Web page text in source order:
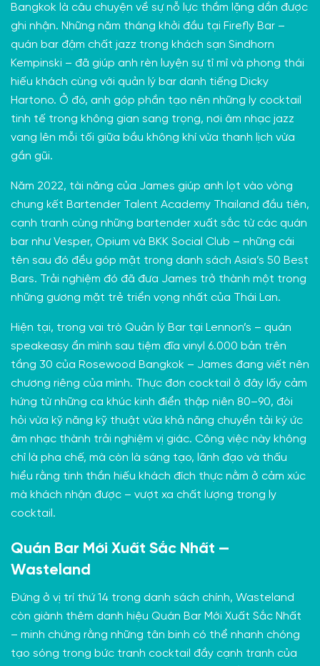
Bangkok là câu chuyện về sự nỗ lực thầm lặng dần được
ghi nhận. Những năm tháng khởi đầu tại Firefly Bar –
quán bar đậm chất jazz trong khách sạn Sindhorn
Kempinski – đã giúp anh rèn luyện sự tỉ mỉ và phong thái
hiếu khách cùng với quản lý bar danh tiếng Dicky
Hartono. Ở đó, anh góp phần tạo nên những ly cocktail
tinh tế trong không gian sang trọng, nơi âm nhạc jazz
vang lên mỗi tối giữa bầu không khí vừa thanh lịch vừa
gần gũi.
Năm 2022, tài năng của James giúp anh lọt vào vòng
chung kết Bartender Talent Academy Thailand đầu tiên,
cạnh tranh cùng những bartender xuất sắc từ các quán
bar như Vesper, Opium và BKK Social Club – những cái
tên sau đó đều góp mặt trong danh sách Asia’s 50 Best
Bars. Trải nghiệm đó đã đưa James trở thành một trong
những gương mặt trẻ triển vọng nhất của Thái Lan.
Hiện tại, trong vai trò Quản lý Bar tại Lennon’s – quán
speakeasy ẩn mình sau tiệm đĩa vinyl 6.000 bản trên
tầng 30 của Rosewood Bangkok – James đang viết nên
chương riêng của mình. Thực đơn cocktail ở đây lấy cảm
hứng từ những ca khúc kinh điển thập niên 80–90, đòi
hỏi vừa kỹ năng kỹ thuật vừa khả năng chuyển tải ký ức
âm nhạc thành trải nghiệm vị giác. Công việc này không
chỉ là pha chế, mà còn là sáng tạo, lãnh đạo và thấu
hiểu rằng tinh thần hiếu khách đích thực nằm ở cảm xúc
mà khách nhận được – vượt xa chất lượng trong ly
cocktail.
Quán Bar Mới Xuất Sắc Nhất —
Wasteland
Đứng ở vị trí thứ 14 trong danh sách chính, Wasteland
còn giành thêm danh hiệu Quán Bar Mới Xuất Sắc Nhất
– minh chứng rằng những tân binh có thể nhanh chóng
tạo sóng trong bức tranh cocktail đầy cạnh tranh của